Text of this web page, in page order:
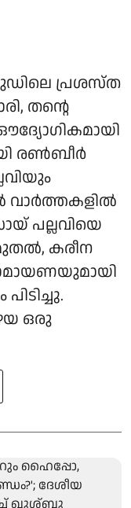
പ്രശസ്ത
തന്റെ
രൺബീർ
വാർത്തകളിൽ
പല്ലവിയെ
കരീന
ഒരു